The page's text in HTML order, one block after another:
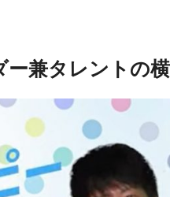
兼タレントの